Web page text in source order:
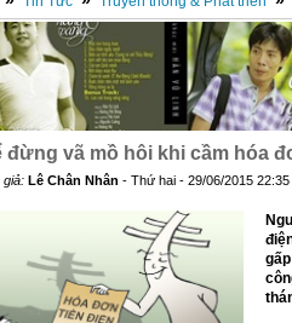
đừng vã mồ hôi khi cầm hóa
giả: Lê Chân Nhân - Thứ hai - 29/06/2015 22:35